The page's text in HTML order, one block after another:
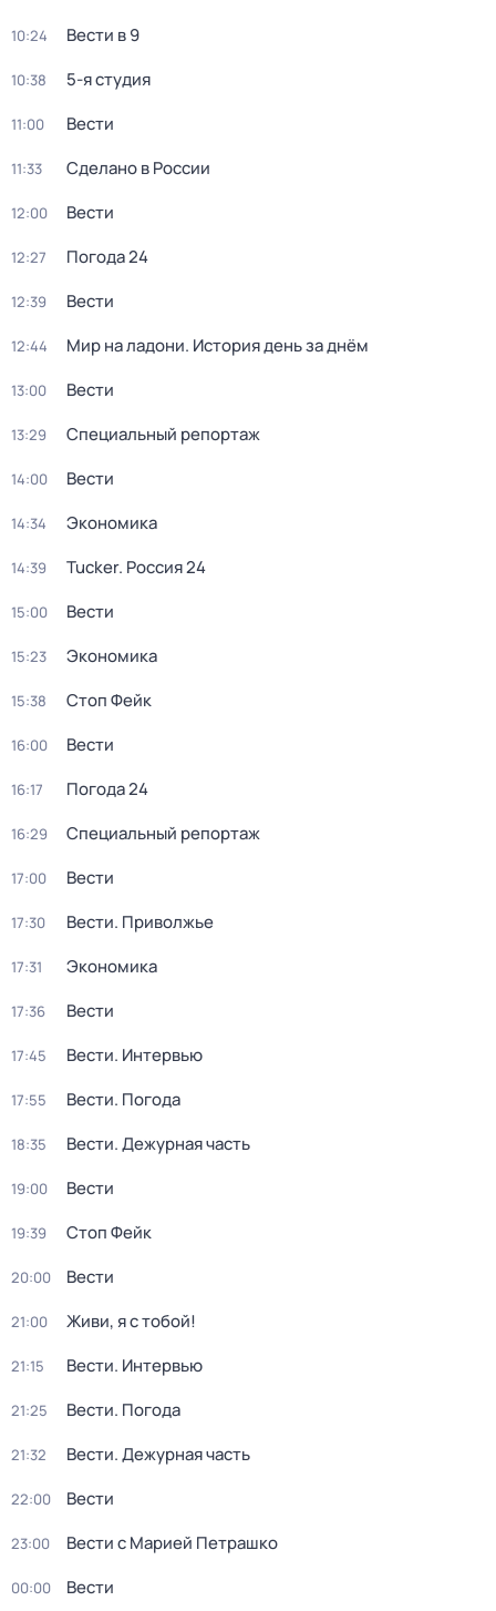
10:24 Вести в 9
10:38 5-я студия
11:00 Вести
11:33 Сделано в России
12:00 Вести
12:27 Погода 24
12:39 Вести
12:44 Мир на ладони. История день за днём
13:00 Вести
13:29 Специальный репортаж
14:00 Вести
14:34 Экономика
14:39 Tucker. Россия 24
15:00 Вести
15:23 Экономика
15:38 Стоп Фейк
16:00 Вести
16:17 Погода 24
16:29 Специальный репортаж
17:00 Вести
17:30 Вести. Приволжье
17:31 Экономика
17:36 Вести
17:45 Вести. Интервью
17:55 Вести. Погода
18:35 Вести. Дежурная часть
19:00 Вести
19:39 Стоп Фейк
20:00 Вести
21:00 Живи, я с тобой!
21:15 Вести. Интервью
21:25 Вести. Погода
21:32 Вести. Дежурная часть
22:00 Вести
23:00 Вести с Марией Петрашко
00:00 Вести